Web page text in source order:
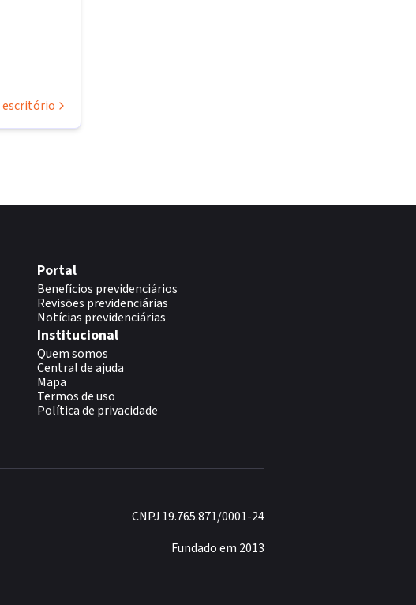
escritório
Portal
Benefícios previdenciários
Revisões previdenciárias
Notícias previdenciárias
Institucional
Quem somos
Central de ajuda
Mapa
Termos de uso
Política de privacidade
CNPJ 19.765.871/0001-24
Fundado em 2013